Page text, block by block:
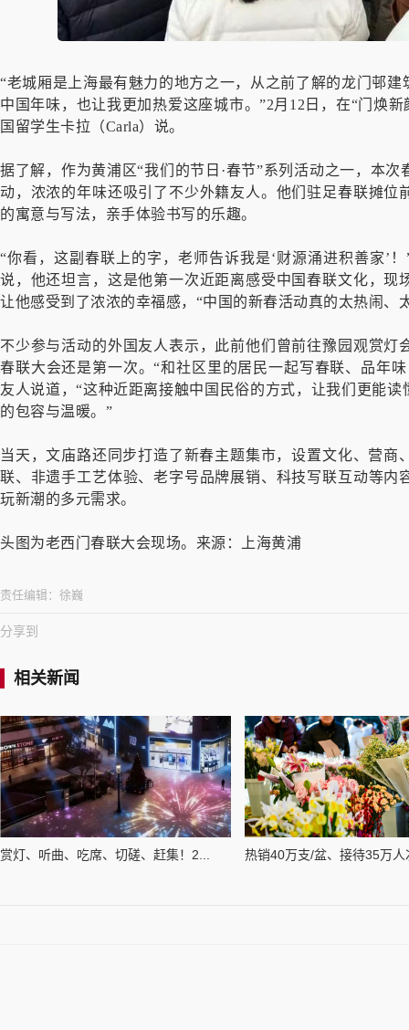
“老城厢是上海最有魅力的地方之一，从之前了解的龙门邨
中国年味，也让我更加热爱这座城市。”2月12日，在“门焕
国留学生卡拉（Carla）说。
据了解，作为黄浦区“我们的节日·春节”系列活动之一，本
动，浓浓的年味还吸引了不少外籍友人。他们驻足春联摊
的寓意与写法，亲手体验书写的乐趣。
“你看，这副春联上的字，老师告诉我是‘财源涌进积善家’
说，他还坦言，这是他第一次近距离感受中国春联文化，
让他感受到了浓浓的幸福感，“中国的新春活动真的太热闹、
不少参与活动的外国友人表示，此前他们曾前往豫园观赏
春联大会还是第一次。“和社区里的居民一起写春联、品年
友人说道，“这种近距离接触中国民俗的方式，让我们更能
的包容与温暖。”
当天，文庙路还同步打造了新春主题集市，设置文化、营
联、非遗手工艺体验、老字号品牌展销、科技写联互动等
玩新潮的多元需求。
头图为老西门春联大会现场。来源：上海黄浦
责任编辑： 徐巍
分享到
相关新闻
赏灯、听曲、吃席、切磋、赶集！2... 热销40万支/盆、接待35万人